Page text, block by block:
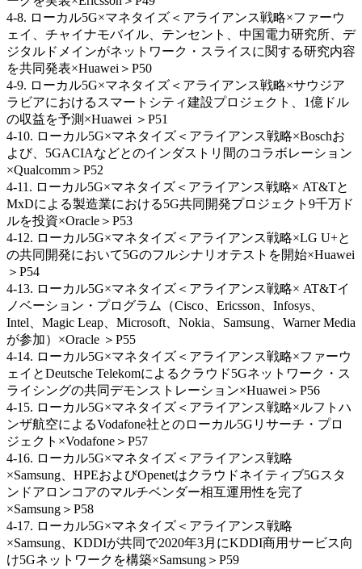
4-8. ローカル5G×マネタイズ＜アライアンス戦略×ファーウ
ェイ、チャイナモバイル、テンセント、中国電力研究所、デ
ジタルドメインがネットワーク・スライスに関する研究内容
を共同発表×Huawei＞P50
4-9. ローカル5G×マネタイズ＜アライアンス戦略×サウジア
ラビアにおけるスマートシティ建設プロジェクト、1億ドル
の収益を予測×Huawei ＞P51
4-10. ローカル5G×マネタイズ＜アライアンス戦略×Boschお
よび、5GACIAなどとのインダストリ間のコラボレーション
×Qualcomm＞P52
4-11. ローカル5G×マネタイズ＜アライアンス戦略× AT&Tと
MxDによる製造業における5G共同開発プロジェクト9千万ド
ルを投資×Oracle＞P53
4-12. ローカル5G×マネタイズ＜アライアンス戦略×LG U+と
の共同開発において5Gのフルシナリオテストを開始×Huawei
＞P54
4-13. ローカル5G×マネタイズ＜アライアンス戦略× AT&Tイ
ノベーション・プログラム（Cisco、Ericsson、Infosys、
Intel、Magic Leap、Microsoft、Nokia、Samsung、Warner Media
が参加）×Oracle ＞P55
4-14. ローカル5G×マネタイズ＜アライアンス戦略×ファーウ
ェイとDeutsche Telekomによるクラウド5Gネットワーク・ス
ライシングの共同デモンストレーション×Huawei＞P56
4-15. ローカル5G×マネタイズ＜アライアンス戦略×ルフトハ
ンザ航空によるVodafone社とのローカル5Gリサーチ・プロ
ジェクト×Vodafone＞P57
4-16. ローカル5G×マネタイズ＜アライアンス戦略
×Samsung、HPEおよびOpenetはクラウドネイティブ5Gスタ
ンドアロンコアのマルチベンダー相互運用性を完了
×Samsung＞P58
4-17. ローカル5G×マネタイズ＜アライアンス戦略
×Samsung、KDDIが共同で2020年3月にKDDI商用サービス向
け5Gネットワークを構築×Samsung＞P59